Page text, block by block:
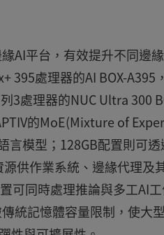
AI平台，有效提升不同邊
395處理器的AI BOX-
3處理器的NUC Ultra 300
的MoE(Mixture of
言模型；128GB配置則可
供作業系統、邊緣代理
可同時處理推論與多工AI
統記憶體容量限制，使大